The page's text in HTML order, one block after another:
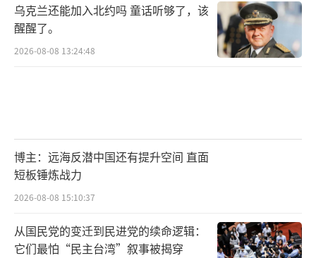
乌克兰还能加入北约吗 童话听够了，该
醒醒了。
2026-08-08 13:24:48
博主：远海反潜中国还有提升空间 直面
短板锤炼战力
2026-08-08 15:10:37
从国民党的变迁到民进党的续命逻辑：
它们最怕“民主台湾”叙事被揭穿